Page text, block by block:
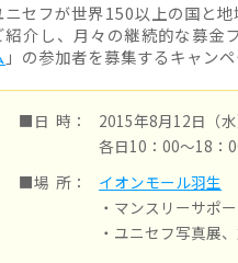
ニセフが世界150以上の国と
紹介し、月々の継続的な募金
」の参加者を募集するキャンペ
■日 時：
2015年8月12日（水
各日10：00〜18：
■場 所：
イオンモール羽生
・マンスリーサポ
・ユニセフ写真展